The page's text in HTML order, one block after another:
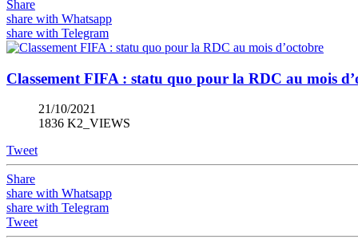
Share
share with Whatsapp
share with Telegram
Classement FIFA : statu quo pour la RDC au mois
21/10/2021
1836 K2_VIEWS
Tweet
Share
share with Whatsapp
share with Telegram
Tweet